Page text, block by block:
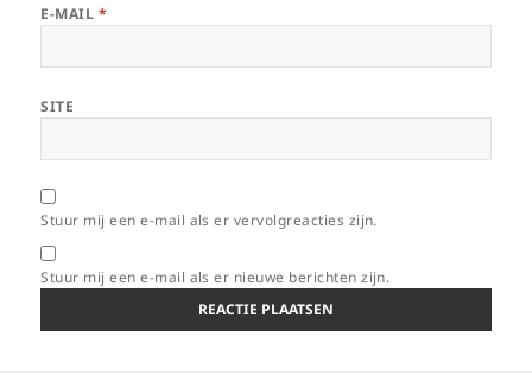
E-MAIL *
SITE
Stuur mij een e-mail als er vervolgreacties zijn.
Stuur mij een e-mail als er nieuwe berichten zijn.